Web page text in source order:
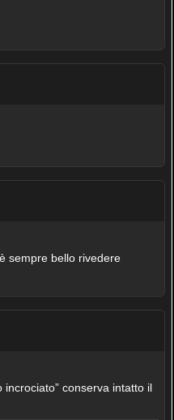
sempre bello rivedere
conserva intatto il